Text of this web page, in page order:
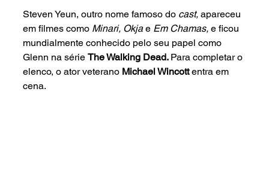
Steven Yeun, outro nome famoso do cast, apareceu
em filmes como Minari, Okja e Em Chamas, e ficou
mundialmente conhecido pelo seu papel como
Glenn na série The Walking Dead. Para completar o
elenco, o ator veterano Michael Wincott entra em
cena.